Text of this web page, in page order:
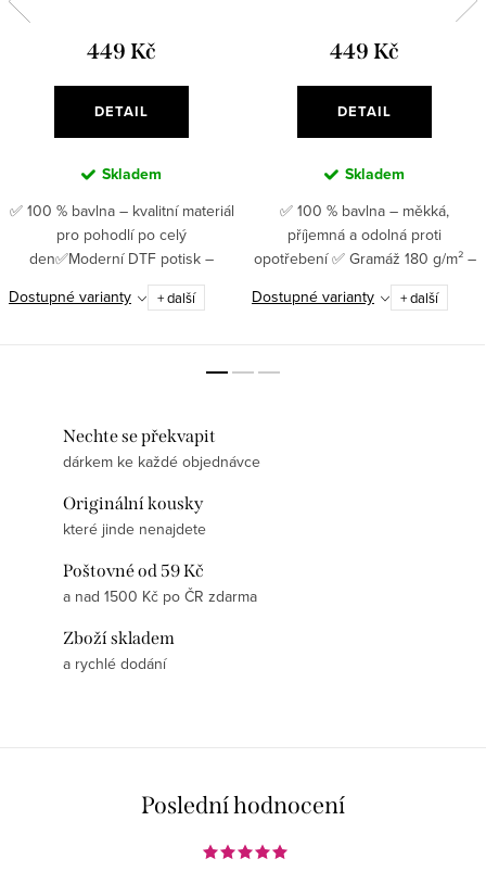
449 Kč
DETAIL
Skladem
✅ 100 % bavlna – kvalitní materiál
pro pohodlí po celý
den✅Moderní DTF potisk –
pružný, odolný, detailní ✅ Gramáž
180 g/m² – tričko, které si
Dostupné varianty + další
449 Kč
DETAIL
Skladem
✅ 100 % bavlna – měkká,
příjemná a odolná proti
opotřebení ✅ Gramáž 180 g/m² –
jistota kvality, která
vydrží✅Moderní DTF potisk –
Dostupné varianty + další
Nechte se překvapit
dárkem ke každé objednávce
Originální kousky
které jinde nenajdete
Poštovné od 59 Kč
a nad 1500 Kč po ČR zdarma
Zboží skladem
a rychlé dodání
Poslední hodnocení